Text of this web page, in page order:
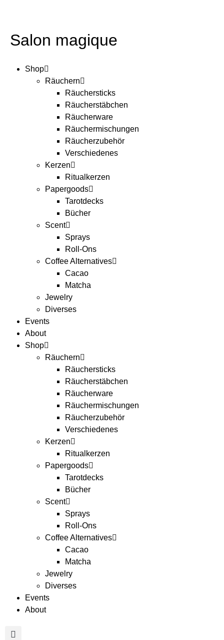
Salon magique
Shop
Räuchern
Räuchersticks
Räucherstäbchen
Räucherware
Räuchermischungen
Räucherzubehör
Verschiedenes
Kerzen
Ritualkerzen
Papergoods
Tarotdecks
Bücher
Scent
Sprays
Roll-Ons
Coffee Alternatives
Cacao
Matcha
Jewelry
Diverses
Events
About
Shop
Räuchern
Räuchersticks
Räucherstäbchen
Räucherware
Räuchermischungen
Räucherzubehör
Verschiedenes
Kerzen
Ritualkerzen
Papergoods
Tarotdecks
Bücher
Scent
Sprays
Roll-Ons
Coffee Alternatives
Cacao
Matcha
Jewelry
Diverses
Events
About